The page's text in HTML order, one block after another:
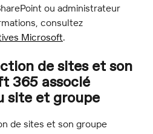
ou administrateur
consultez
Microsoft.
de sites et son
365 associé
site et groupe
de sites et son groupe